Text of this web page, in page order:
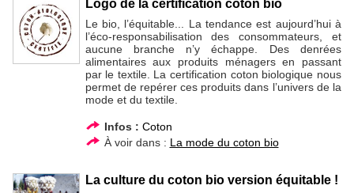
Logo de la certification coton bio
Le bio, l’équitable... La tendance est aujourd’hui à
l’éco-responsabilisation des consommateurs, et
aucune branche n’y échappe. Des denrées
alimentaires aux produits ménagers en passant
par le textile. La certification coton biologique nous
permet de repérer ces produits dans l’univers de la
mode et du textile.
Infos : Coton
À voir dans : La mode du coton bio
La culture du coton bio version équitable !